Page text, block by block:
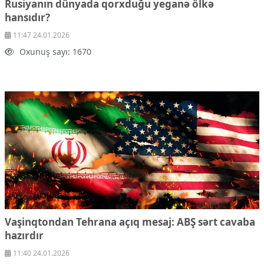
Çarpaz baxış
Təhlil
Siyasi
Geosiyasi
Araşdırma
Multimedia
Foto
Video
İnfoqrafika
Podcast
Humanitar
Elm və təhsil
Mədəniyyət
Yüksəliş hekayəsi
Rusiyanın dünyada qorxduğu yeganə ölkə
hansıdır?
11:47 24.01.2026
Oxunuş sayı: 1670
Vaşinqtondan Tehrana açıq mesaj: ABŞ sərt cavaba
hazırdır
11:40 24.01.2026